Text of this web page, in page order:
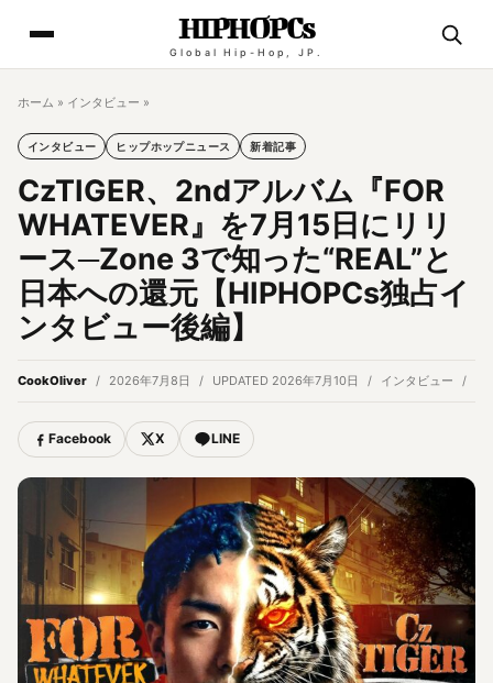
HIPHOPCs
Global Hip-Hop, JP.
ホーム » インタビュー »
インタビュー ヒップホップニュース 新着記事
CzTIGER、2ndアルバム『FOR
WHATEVER』を7月15日にリリ
ース─Zone 3で知った“REAL”と
日本への還元【HIPHOPCs独占イ
ンタビュー後編】
CookOliver 2026年7月8日 UPDATED 2026年7月10日 インタビュー
Facebook X LINE